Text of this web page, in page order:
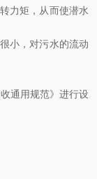
力矩，从而使潜水
小，对污水的流动
通用规范》进行设